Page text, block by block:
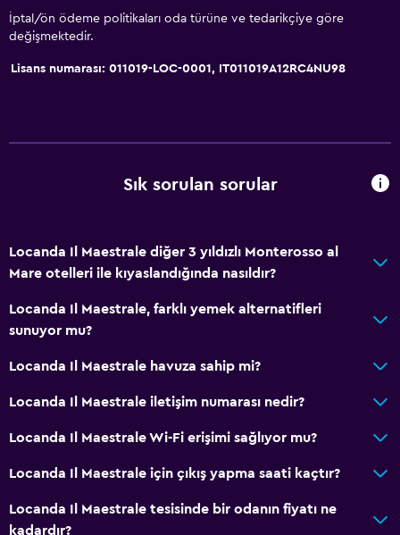
İptal/ön ödeme politikaları oda türüne ve tedarikçiye göre
değişmektedir.
Lisans numarası: 011019-LOC-0001, IT011019A12RC4NU98
Sık sorulan sorular
Locanda Il Maestrale diğer 3 yıldızlı Monterosso al
Mare otelleri ile kıyaslandığında nasıldır?
Locanda Il Maestrale, farklı yemek alternatifleri
sunuyor mu?
Locanda Il Maestrale havuza sahip mi?
Locanda Il Maestrale iletişim numarası nedir?
Locanda Il Maestrale Wi-Fi erişimi sağlıyor mu?
Locanda Il Maestrale için çıkış yapma saati kaçtır?
Locanda Il Maestrale tesisinde bir odanın fiyatı ne
kadardır?